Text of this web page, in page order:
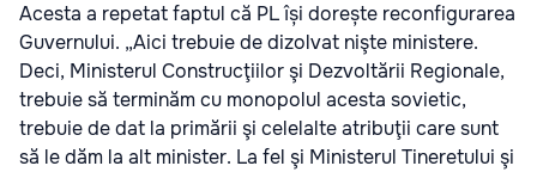
Acesta a repetat faptul că PL își dorește reconfigurarea
Guvernului. „Aici trebuie de dizolvat nişte ministere.
Deci, Ministerul Construcţiilor şi Dezvoltării Regionale,
trebuie să terminăm cu monopolul acesta sovietic,
trebuie de dat la primării şi celelalte atribuţii care sunt
să le dăm la alt minister. La fel şi Ministerul Tineretului şi